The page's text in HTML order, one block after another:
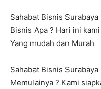
Sahabat Bisnis
Bisnis Apa ? Hari ini
Yang mudah dan Murah
Sahabat Bisnis
Memulainya ? Kami